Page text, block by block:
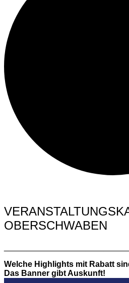
OBERSCHWABEN
Welche Highlights mit Rabatt
Das Banner gibt Auskunft!